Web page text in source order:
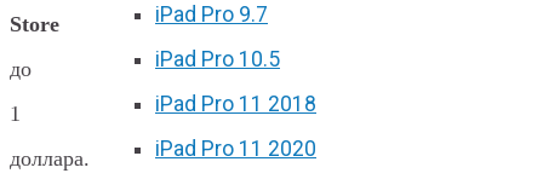
iPad Pro 9.7
iPad Pro 10.5
iPad Pro 11 2018
iPad Pro 11 2020
Store
до
1
доллара.